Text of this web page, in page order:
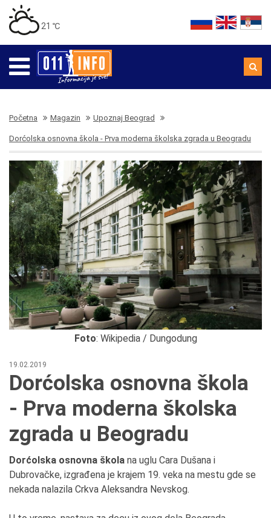
21 ℃
Početna Magazin Upoznaj Beograd
Dorćolska osnovna škola - Prva moderna školska zgrada u Beogradu
Foto: Wikipedia / Dungodung
19.02.2019
Dorćolska osnovna škola
- Prva moderna školska
zgrada u Beogradu
Dorćolska osnovna škola na uglu Cara Dušana i
Dubrovačke, izgrađena je krajem 19. veka na mestu gde se
nekada nalazila Crkva Aleksandra Nevskog.